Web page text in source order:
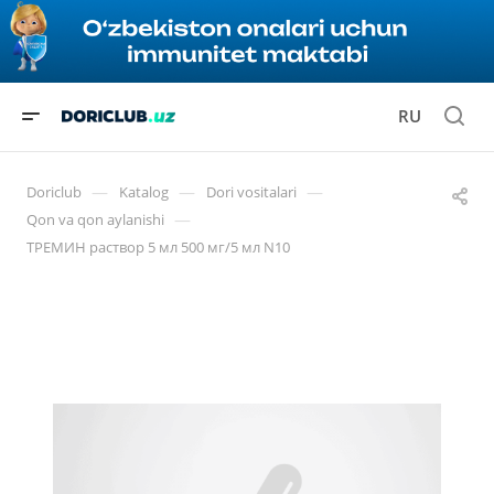
RU
Doriclub — Katalog — Dori vositalari —
Qon va qon aylanishi —
ТРЕМИН раствор 5 мл 500 мг/5 мл N10